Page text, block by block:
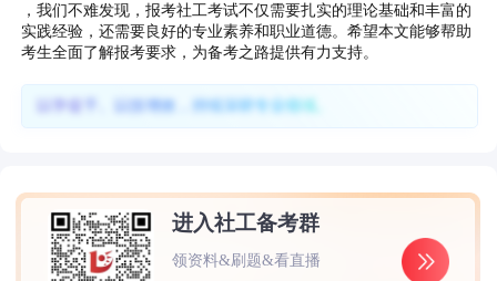
，我们不难发现，报考社工考试不仅需要扎实的理论基础和丰富的
实践经验，还需要良好的专业素养和职业道德。希望本文能够帮助
考生全面了解报考要求，为备考之路提供有力支持。
以学促干、以技增效，持续深耕专业领域。
进入社工备考群
领资料&刷题&看直播